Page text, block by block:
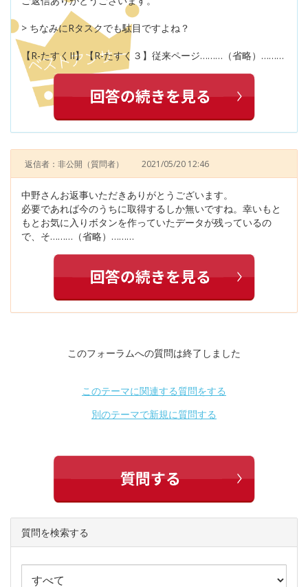
> ちなみにRタスクでも駄目ですよね？
【R-たすくII】【R-たすく３】従来ページ………（省略）………
返信者：非公開 （質問者） 2021/05/20 12:46
中野さんお返事いただきありがとうございます。
必要であれば今のうちに取得するしか無いですね。幸いもと
もとお気に入りボタンを作っていたデータが残っているの
で、そ………（省略）………
このフォーラムへの質問は終了しました
このテーマに関連する質問をする
別のテーマで新規に質問する
質問を検索する